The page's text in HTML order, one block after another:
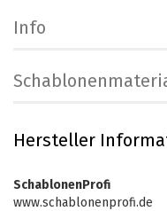
Info
Hersteller
SchablonenProfi
www.schablonenprofi.de